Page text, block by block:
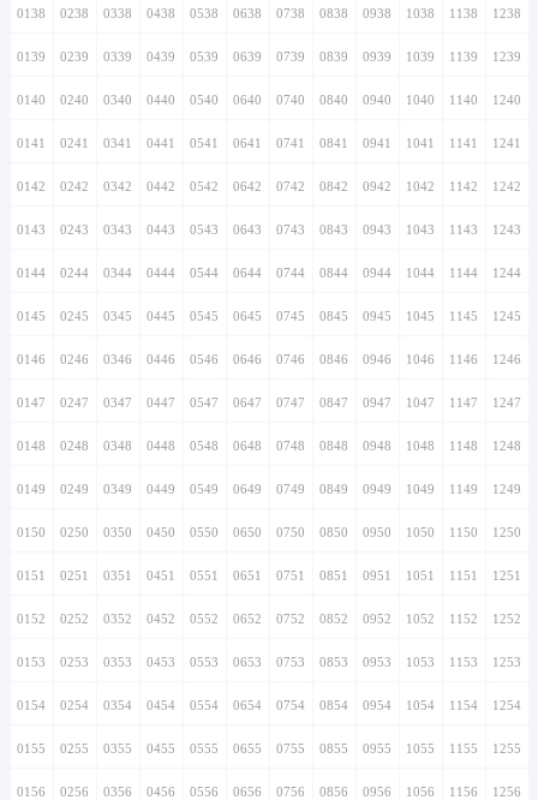
0138 0238 0338 0438 0538 0638 0738 0838 0938 1038 1138 1238
0139 0239 0339 0439 0539 0639 0739 0839 0939 1039 1139 1239
0140 0240 0340 0440 0540 0640 0740 0840 0940 1040 1140 1240
0141 0241 0341 0441 0541 0641 0741 0841 0941 1041 1141 1241
0142 0242 0342 0442 0542 0642 0742 0842 0942 1042 1142 1242
0143 0243 0343 0443 0543 0643 0743 0843 0943 1043 1143 1243
0144 0244 0344 0444 0544 0644 0744 0844 0944 1044 1144 1244
0145 0245 0345 0445 0545 0645 0745 0845 0945 1045 1145 1245
0146 0246 0346 0446 0546 0646 0746 0846 0946 1046 1146 1246
0147 0247 0347 0447 0547 0647 0747 0847 0947 1047 1147 1247
0148 0248 0348 0448 0548 0648 0748 0848 0948 1048 1148 1248
0149 0249 0349 0449 0549 0649 0749 0849 0949 1049 1149 1249
0150 0250 0350 0450 0550 0650 0750 0850 0950 1050 1150 1250
0151 0251 0351 0451 0551 0651 0751 0851 0951 1051 1151 1251
0152 0252 0352 0452 0552 0652 0752 0852 0952 1052 1152 1252
0153 0253 0353 0453 0553 0653 0753 0853 0953 1053 1153 1253
0154 0254 0354 0454 0554 0654 0754 0854 0954 1054 1154 1254
0155 0255 0355 0455 0555 0655 0755 0855 0955 1055 1155 1255
0156 0256 0356 0456 0556 0656 0756 0856 0956 1056 1156 1256